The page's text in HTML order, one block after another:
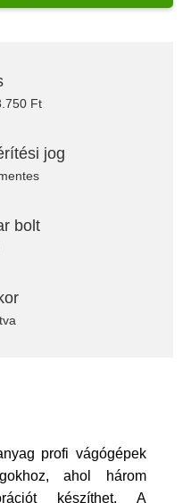
Ft
jog
bolt
profi vágógépek
ahol három
készíthet. A